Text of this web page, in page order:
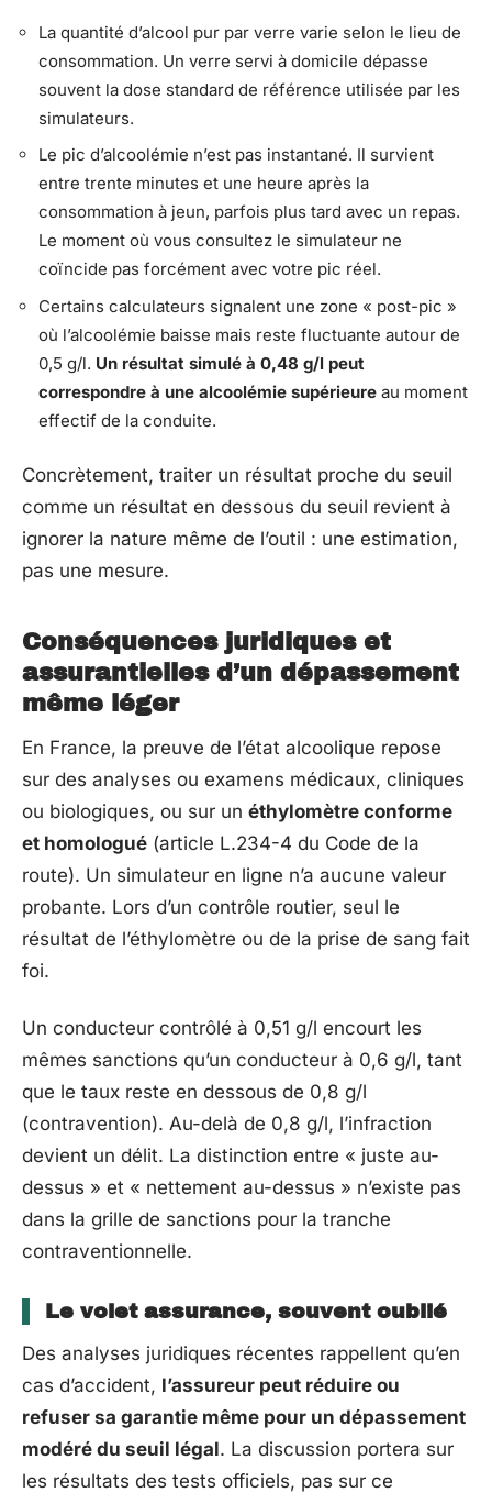
La quantité d’alcool pur par verre varie selon le lieu de
consommation. Un verre servi à domicile dépasse
souvent la dose standard de référence utilisée par les
simulateurs.
Le pic d’alcoolémie n’est pas instantané. Il survient
entre trente minutes et une heure après la
consommation à jeun, parfois plus tard avec un repas.
Le moment où vous consultez le simulateur ne
coïncide pas forcément avec votre pic réel.
Certains calculateurs signalent une zone « post-pic »
où l’alcoolémie baisse mais reste fluctuante autour de
0,5 g/l. Un résultat simulé à 0,48 g/l peut
correspondre à une alcoolémie supérieure au moment
effectif de la conduite.
Concrètement, traiter un résultat proche du seuil
comme un résultat en dessous du seuil revient à
ignorer la nature même de l’outil : une estimation,
pas une mesure.
Conséquences juridiques et
assurantielles d’un dépassement
même léger
En France, la preuve de l’état alcoolique repose
sur des analyses ou examens médicaux, cliniques
ou biologiques, ou sur un éthylomètre conforme
et homologué (article L.234-4 du Code de la
route). Un simulateur en ligne n’a aucune valeur
probante. Lors d’un contrôle routier, seul le
résultat de l’éthylomètre ou de la prise de sang fait
foi.
Un conducteur contrôlé à 0,51 g/l encourt les
mêmes sanctions qu’un conducteur à 0,6 g/l, tant
que le taux reste en dessous de 0,8 g/l
(contravention). Au-delà de 0,8 g/l, l’infraction
devient un délit. La distinction entre « juste au-
dessus » et « nettement au-dessus » n’existe pas
dans la grille de sanctions pour la tranche
contraventionnelle.
Le volet assurance, souvent oublié
Des analyses juridiques récentes rappellent qu’en
cas d’accident, l’assureur peut réduire ou
refuser sa garantie même pour un dépassement
modéré du seuil légal. La discussion portera sur
les résultats des tests officiels, pas sur ce